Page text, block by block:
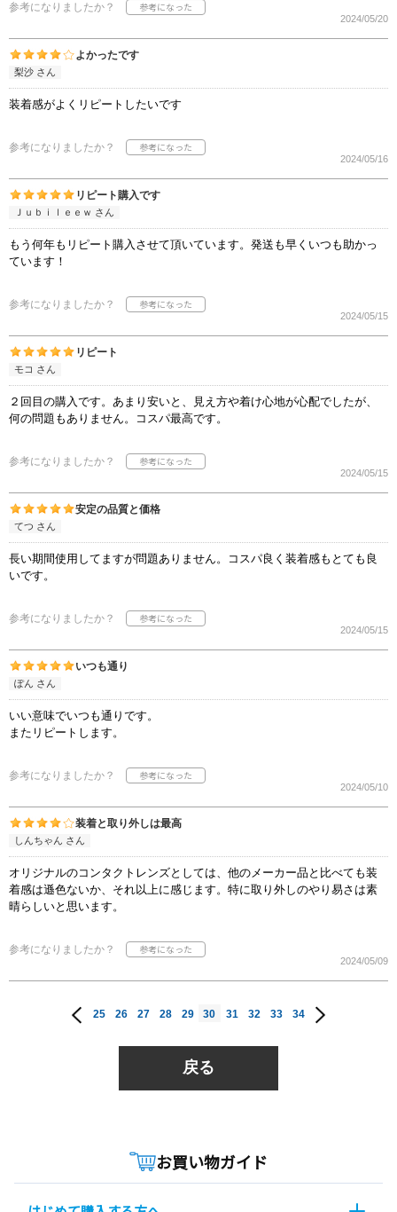
参考になりましたか？
2024/05/20
よかったです
梨沙 さん
装着感がよくリピートしたいです
参考になりましたか？
2024/05/16
リピート購入です
Ｊｕｂｉｌｅｅｗ さん
もう何年もリピート購入させて頂いています。発送も早くいつも助かっ
ています！
参考になりましたか？
2024/05/15
リピート
モコ さん
２回目の購入です。あまり安いと、見え方や着け心地が心配でしたが、
何の問題もありません。コスパ最高です。
参考になりましたか？
2024/05/15
安定の品質と価格
てつ さん
長い期間使用してますが問題ありません。コスパ良く装着感もとても良
いです。
参考になりましたか？
2024/05/15
いつも通り
ぽん さん
いい意味でいつも通りです。
またリピートします。
参考になりましたか？
2024/05/10
装着と取り外しは最高
しんちゃん さん
オリジナルのコンタクトレンズとしては、他のメーカー品と比べても装
着感は遜色ないか、それ以上に感じます。特に取り外しのやり易さは素
晴らしいと思います。
参考になりましたか？
2024/05/09
25 26 27 28 29 30 31 32 33 34
戻る
お買い物ガイド